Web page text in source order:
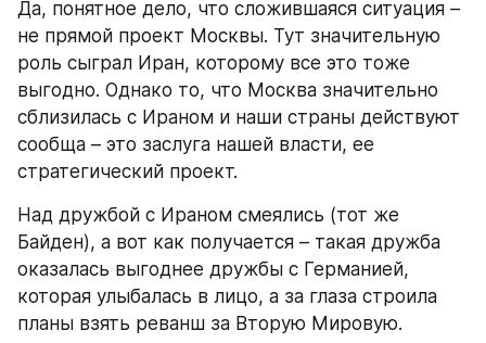
Да, понятное дело, что сложившаяся ситуация –
не прямой проект Москвы. Тут значительную
роль сыграл Иран, которому все это тоже
выгодно. Однако то, что Москва значительно
сблизилась с Ираном и наши страны действуют
сообща – это заслуга нашей власти, ее
стратегический проект.
Над дружбой с Ираном смеялись (тот же
Байден), а вот как получается – такая дружба
оказалась выгоднее дружбы с Германией,
которая улыбалась в лицо, а за глаза строила
планы взять реванш за Вторую Мировую.